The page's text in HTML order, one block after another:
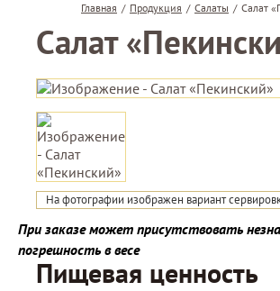
Главная / Продукция / Салаты / Салат
Салат
На фотографии изображен вариант
При заказе может присутствовать
погрешность в весе
Пищевая ценность